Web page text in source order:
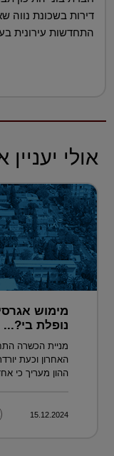
דירות בשכונת נווה
התחדשות עירונית
אולי
מימוש
נופלת בי?...
ההון מעריך כי
15.12.2024